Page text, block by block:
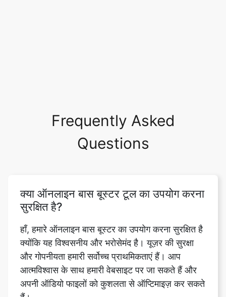
क्या ऑनलाइन बास बूस्टर टूल का उपयोग करना
हाँ, हमारे ऑनलाइन बास बूस्टर का उपयोग करना सुरक्षित है
क्योंकि यह विश्वसनीय और भरोसेमंद है। यूज़र की सुरक्षा
और गोपनीयता हमारी सर्वोच्च प्राथमिकताएं हैं। आप
आत्मविश्वास के साथ हमारी वेबसाइट पर जा सकते हैं और
अपनी ऑडियो फाइलों को कुशलता से ऑप्टिमाइज़ कर सकते
हैं।